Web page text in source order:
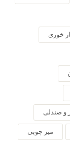
خوری
و صندلی
میز چوبی